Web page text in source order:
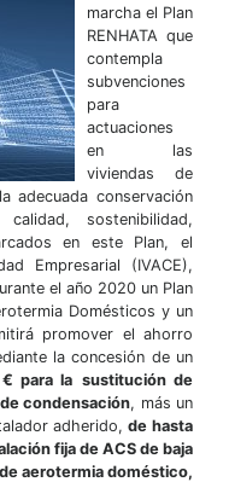
marcha el Plan
RENHATA que
contempla
subvenciones
para
actuaciones
en las
viviendas de
adecuada conservación
sostenibilidad,
en este Plan, el
Empresarial (IVACE),
el año 2020 un Plan
Domésticos y un
promover el ahorro
la concesión de un
€ parala sustitución de
condensación, más un
adherido, de hasta
fija de ACS de baja
aerotermia doméstico,